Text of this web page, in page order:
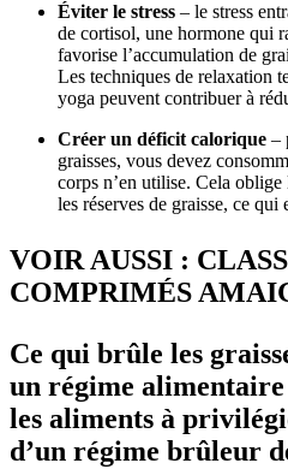
Éviter le stress – le stress
de cortisol, une hormone qui
favorise l’accumulation de
Les techniques de relaxation
yoga peuvent contribuer à
Créer un déficit calorique –
graisses, vous devez
corps n’en utilise. Cela oblige
les réserves de graisse, ce
VOIR AUSSI :
COMPRIMÉS
Ce qui brûle les
un régime alimentaire
les aliments à
d’un régime brûleur